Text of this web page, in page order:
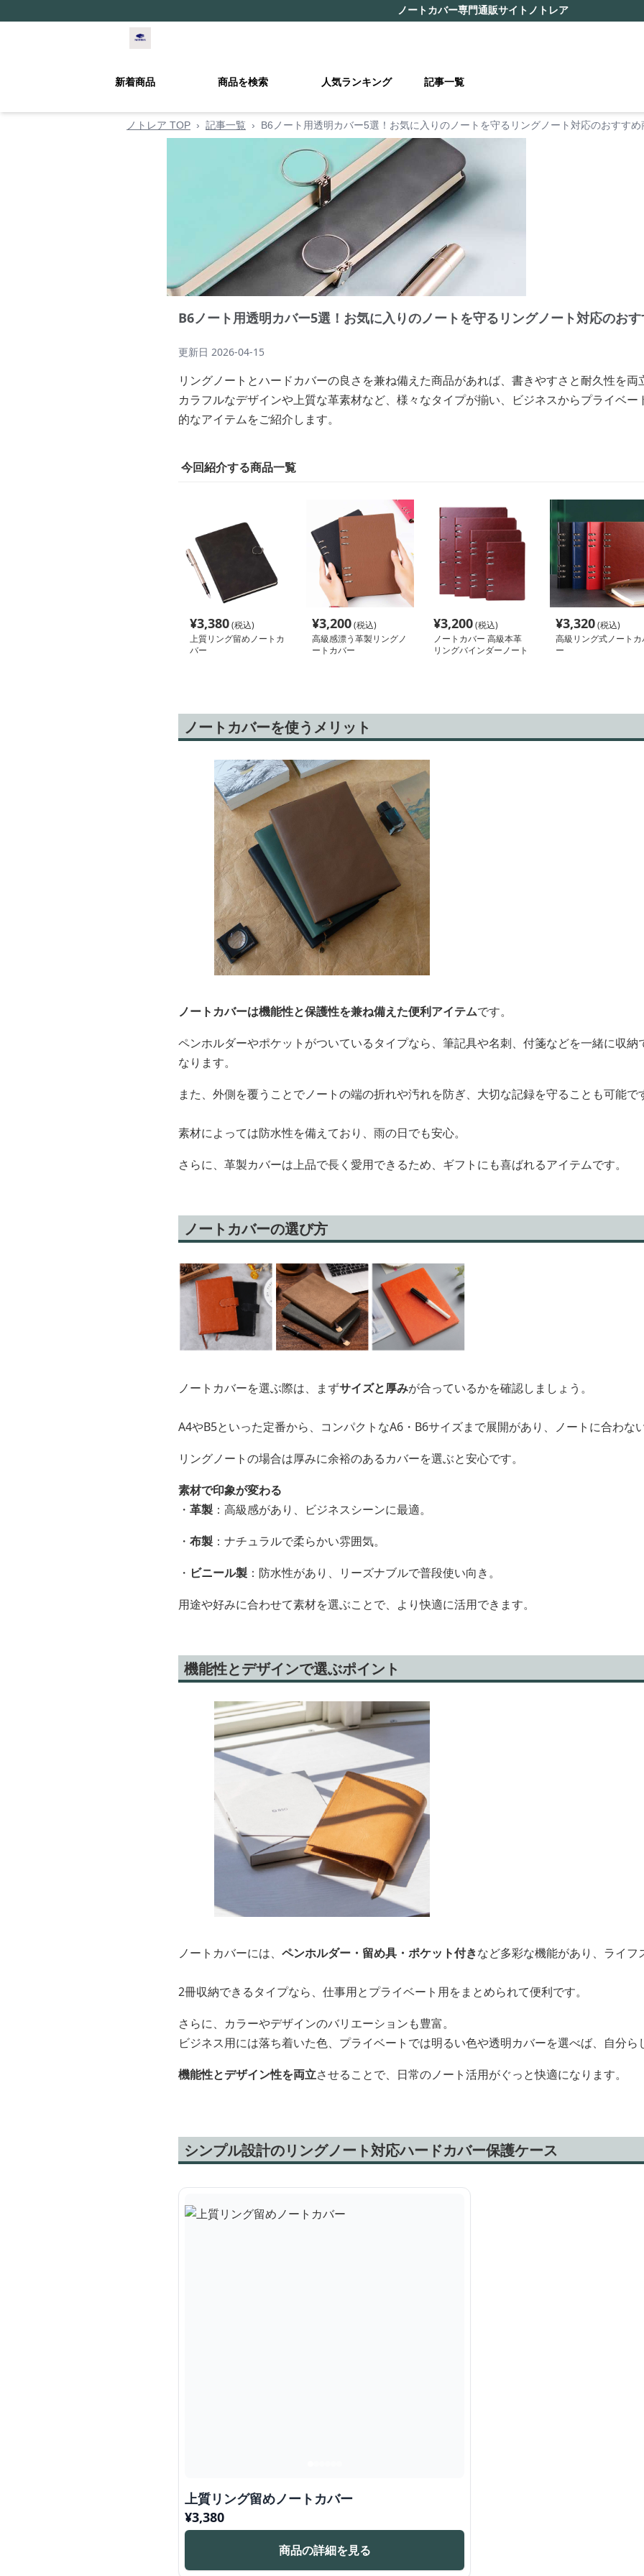
ノートカバー専門通販サイト ノトレア
新着商品 商品を検索 人気ランキング 記事一覧
ノトレア TOP › 記事一覧 › B6ノート用透明カバー5選！お気に入りのノートを守るリングノート対応のおすすめ
B6ノート用透明カバー5選！お気に入りのノートを守るリングノート対応のお
更新日 2026-04-15
リングノートとハードカバーの良さを兼ね備えた商品があれば、書きやすさと耐久性を両
カラフルなデザインや上質な革素材など、様々なタイプが揃い、ビジネスからプライベー
的なアイテムをご紹介します。
今回紹介する商品一覧
¥3,380(税込)
上質リング留めノートカ
バー
¥3,200(税込)
高級感漂う革製リングノ
ートカバー
¥3,200(税込)
ノートカバー 高級本革
リングバインダーノート
¥3,320(税込)
高級リング式ノートカ
ー
ノートカバーを使うメリット
ノートカバーは機能性と保護性を兼ね備えた便利アイテムです。
ペンホルダーやポケットがついているタイプなら、筆記具や名刺、付箋などを一緒に収納
なります。
また、外側を覆うことでノートの端の折れや汚れを防ぎ、大切な記録を守ることも可能で
素材によっては防水性を備えており、雨の日でも安心。
さらに、革製カバーは上品で長く愛用できるため、ギフトにも喜ばれるアイテムです。
ノートカバーの選び方
ノートカバーを選ぶ際は、まずサイズと厚みが合っているかを確認しましょう。
A4やB5といった定番から、コンパクトなA6・B6サイズまで展開があり、ノートに合わな
リングノートの場合は厚みに余裕のあるカバーを選ぶと安心です。
素材で印象が変わる
・ 革製 ：高級感があり、ビジネスシーンに最適。
・ 布製 ：ナチュラルで柔らかい雰囲気。
・ ビニール製 ：防水性があり、リーズナブルで普段使い向き。
用途や好みに合わせて素材を選ぶことで、より快適に活用できます。
機能性とデザインで選ぶポイント
ノートカバーには、 ペンホルダー・留め具・ポケット付きなど多彩な機能があり、ライフ
2冊収納できるタイプなら、仕事用とプライベート用をまとめられて便利です。
さらに、カラーやデザインのバリエーションも豊富。
ビジネス用には落ち着いた色、プライベートでは明るい色や透明カバーを選べば、自分ら
機能性とデザイン性を両立させることで、日常のノート活用がぐっと快適になります。
シンプル設計のリングノート対応ハードカバー保護ケース
上質リング留めノートカバー
¥3,380
商品の詳細を見る